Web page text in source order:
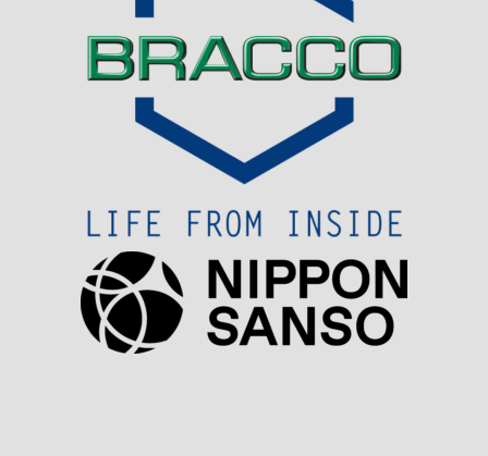
Visit Sponsor Page
Visit Sponsor Page